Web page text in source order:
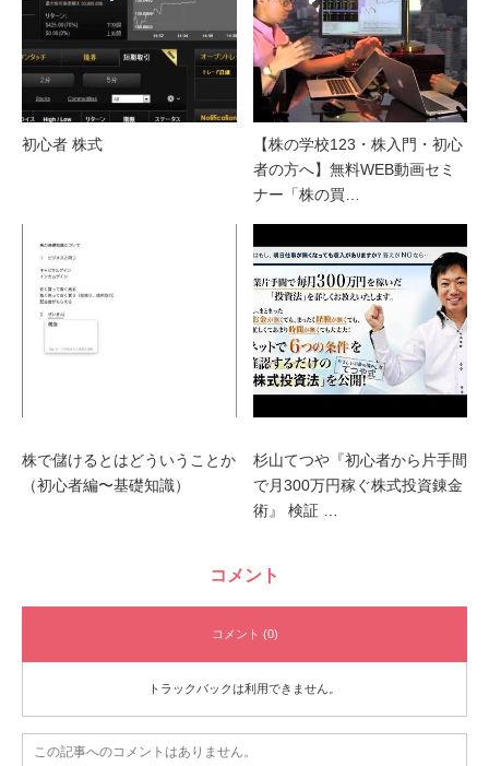
初心者 株式
【株の学校123・株入門・初心
者の方へ】無料WEB動画セミ
ナー「株の買…
株で儲けるとはどういうことか
（初心者編〜基礎知識）
杉山てつや『初心者から片手間
で月300万円稼ぐ株式投資錬金
術』 検証 …
コメント
コメント (0)
トラックバックは利用できません。
この記事へのコメントはありません。